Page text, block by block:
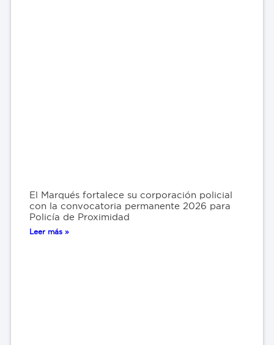
El Marqués fortalece su corporación policial
con la convocatoria permanente 2026 para
Policía de Proximidad
Leer más »